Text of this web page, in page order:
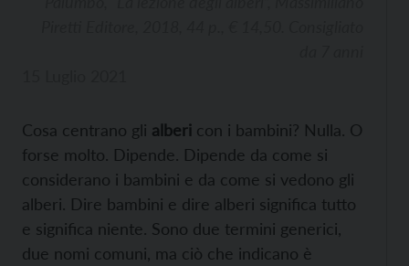
Cosa centrano gli alberi con i bambini? Nulla. O
forse molto. Dipende. Dipende da come si
considerano i bambini e da come si vedono gli
alberi. Dire bambini e dire alberi significa tutto
e significa niente. Sono due termini generici,
due nomi comuni, ma ciò che indicano è